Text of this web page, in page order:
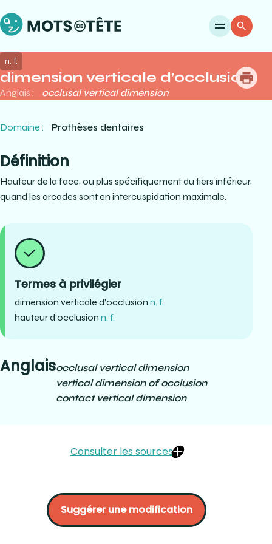
dimension verticale d’occlusion
n. f.
Anglais : occlusal vertical dimension
Domaine : Prothèses dentaires
Définition
Hauteur de la face, ou plus spécifiquement du tiers inférieur,
quand les arcades sont en intercuspidation maximale.
Termes à privilégier
dimension verticale d’occlusion n. f.
hauteur d’occlusion n. f.
Anglaisocclusal vertical dimension
vertical dimension of occlusion
contact vertical dimension
Consulter les sources
termes de médecine dentaire en usage au Québec.
Beaupré, Québec. Page 43.
BATAREC, Evelyne (1972). Grand dictionnaire
Suggérer une modification